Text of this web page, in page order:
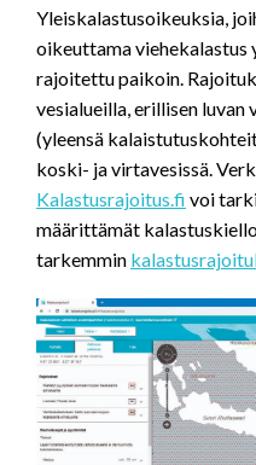
Yleiskalastusoikeuksia,
oikeuttama viehekalastus
rajoitettu paikoin.
vesialueilla, erillisen
(yleensä
koski- ja virtavesissä.
Kalastusrajoitus.fi voi
määrittämät
tarkemmin